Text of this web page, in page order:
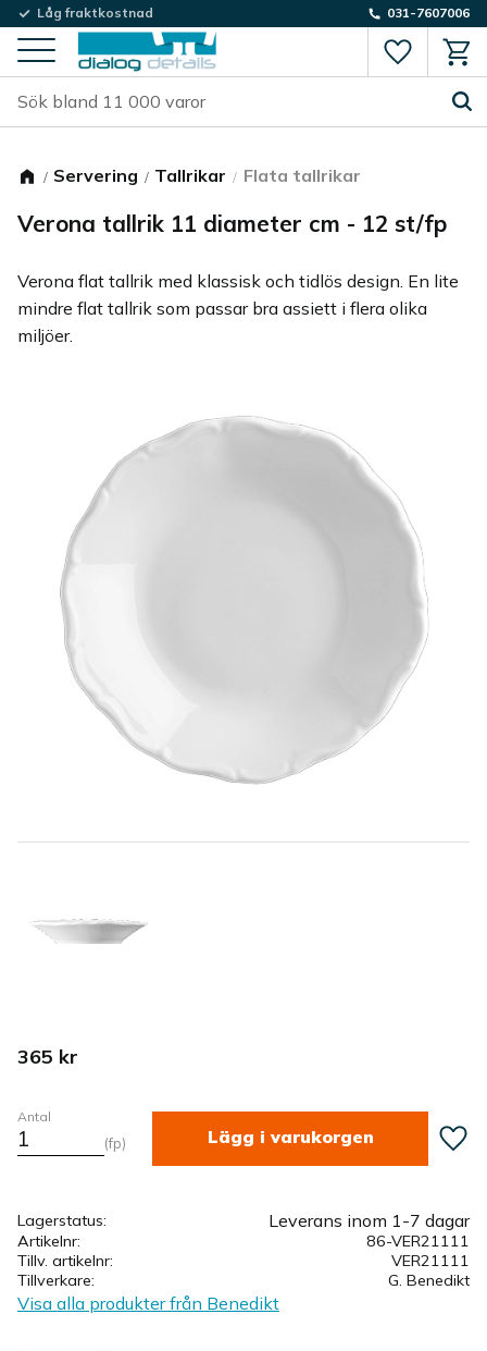
Meny
Låg fraktkostnad 031-7607006
Servering Tallrikar Flata tallrikar
Verona tallrik 11 diameter cm - 12 st/fp
Verona flat tallrik med klassisk och tidlös design. En lite
mindre flat tallrik som passar bra assiett i flera olika
miljöer.
365 kr
Antal
fp Lägg
Lagerstatus Leverans inom 1-7 dagar
Artikelnr
86-VER21111
Tillv. artikelnr
VER21111
Tillverkare
G. Benedikt
Visa alla produkter från Benedikt